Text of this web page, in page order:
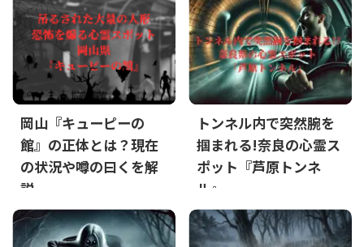
岡山『キューピーの
館』の正体とは？現在
の状況や噂の曰くを解
説
トンネル内で突然腕を
掴まれる!奈良の心霊ス
ポット『芦原トンネ
ル』